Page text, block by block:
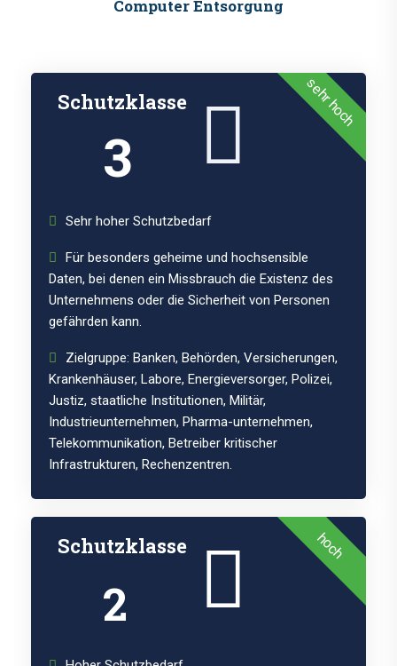
Computer Entsorgung
sehr hoch
Schutzklasse
3
Sehr hoher Schutzbedarf
Für besonders geheime und hochsensible
Daten, bei denen ein Missbrauch die Existenz des
Unternehmens oder die Sicherheit von Personen
gefährden kann.
Zielgruppe: Banken, Behörden, Versicherungen,
Krankenhäuser, Labore, Energieversorger, Polizei,
Justiz, staatliche Institutionen, Militär,
Industrieunternehmen, Pharma-unternehmen,
Telekommunikation, Betreiber kritischer
Infrastrukturen, Rechenzentren.
hoch
Schutzklasse
2